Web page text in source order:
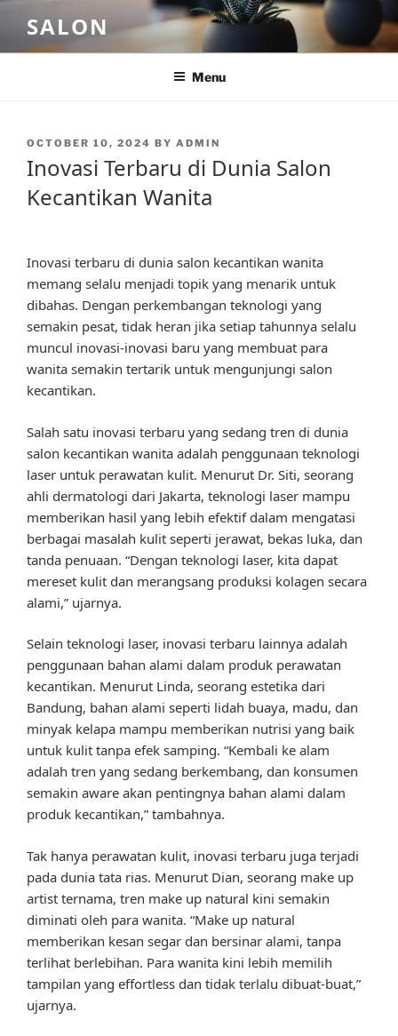
content
SALON
Menu
POSTED
OCTOBER 10, 2024 BY ADMIN
Inovasi Terbaru di Dunia Salon
Kecantikan Wanita
Inovasi terbaru di dunia salon kecantikan wanita
memang selalu menjadi topik yang menarik untuk
dibahas. Dengan perkembangan teknologi yang
semakin pesat, tidak heran jika setiap tahunnya selalu
muncul inovasi-inovasi baru yang membuat para
wanita semakin tertarik untuk mengunjungi salon
kecantikan.
Salah satu inovasi terbaru yang sedang tren di dunia
salon kecantikan wanita adalah penggunaan teknologi
laser untuk perawatan kulit. Menurut Dr. Siti, seorang
ahli dermatologi dari Jakarta, teknologi laser mampu
memberikan hasil yang lebih efektif dalam mengatasi
berbagai masalah kulit seperti jerawat, bekas luka, dan
tanda penuaan. “Dengan teknologi laser, kita dapat
mereset kulit dan merangsang produksi kolagen secara
alami,” ujarnya.
Selain teknologi laser, inovasi terbaru lainnya adalah
penggunaan bahan alami dalam produk perawatan
kecantikan. Menurut Linda, seorang estetika dari
Bandung, bahan alami seperti lidah buaya, madu, dan
minyak kelapa mampu memberikan nutrisi yang baik
untuk kulit tanpa efek samping. “Kembali ke alam
adalah tren yang sedang berkembang, dan konsumen
semakin aware akan pentingnya bahan alami dalam
produk kecantikan,” tambahnya.
Tak hanya perawatan kulit, inovasi terbaru juga terjadi
pada dunia tata rias. Menurut Dian, seorang make up
artist ternama, tren make up natural kini semakin
diminati oleh para wanita. “Make up natural
memberikan kesan segar dan bersinar alami, tanpa
terlihat berlebihan. Para wanita kini lebih memilih
tampilan yang effortless dan tidak terlalu dibuat-buat,”
ujarnya.